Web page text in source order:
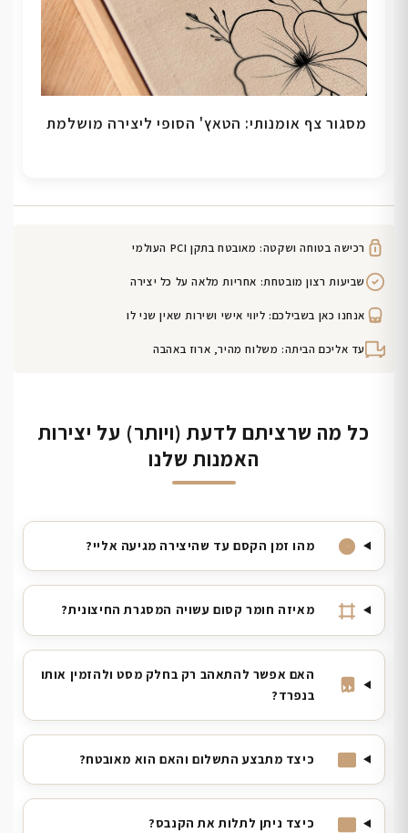
מסגור צף אומנותי: הטאץ' הסופי ליצירה מושלמת
רכישה בטוחה ושקטה: מאובטח בתקן PCI העולמי
שביעות רצון מובטחת: אחריות מלאה על כל יצירה
אנחנו כאן בשבילכם: ליווי אישי ושירות שאין שני לו
עד אליכם הביתה: משלוח מהיר, ארוז באהבה
כל מה שרציתם לדעת (ויותר) על יצירות
האמנות שלנו
מהו זמן הקסם עד שהיצירה מגיעה אליי?
מאיזה חומר קסום עשויה המסגרת החיצונית?
האם אפשר להתאהב רק בחלק מסט ולהזמין אותו
בנפרד?
כיצד מתבצע התשלום והאם הוא מאובטח?
כיצד ניתן לתלות את הקנבס?